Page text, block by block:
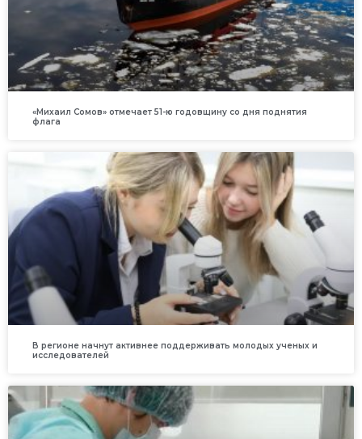
«Михаил Сомов» отмечает 51-ю годовщину со дня поднятия
флага
В регионе начнут активнее поддерживать молодых ученых и
исследователей